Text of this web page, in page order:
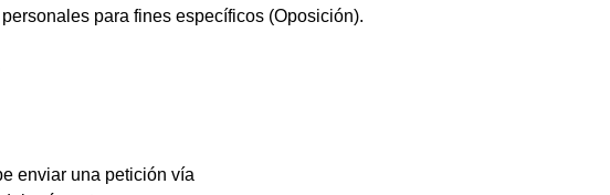
para fines específicos (Oposición).
enviar una petición vía